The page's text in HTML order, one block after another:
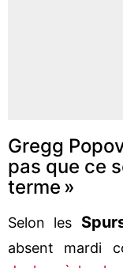
Gregg
pas que ce
terme »
Selon les
absent mardi